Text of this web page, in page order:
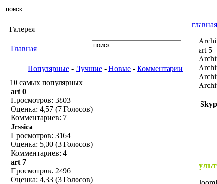
Галерея
Главная
Популярные - Лучшие - Новые - Комментарии
10 самых популярных
art 0
Просмотров: 3803
Оценка: 4,57 (7 Голосов)
Комментариев: 7
Jessica
Просмотров: 3164
Оценка: 5,00 (3 Голосов)
Комментариев: 4
art 7
Просмотров: 2496
Оценка: 4,33 (3 Голосов)
| главная
art 5